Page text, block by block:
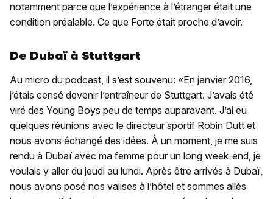
notamment parce que l’expérience à l’étranger était une
condition préalable. Ce que Forte était proche d’avoir.
De Dubaï à Stuttgart
Au micro du podcast, il s’est souvenu: «En janvier 2016,
j’étais censé devenir l’entraîneur de Stuttgart. J’avais été
viré des Young Boys peu de temps auparavant. J’ai eu
quelques réunions avec le directeur sportif Robin Dutt et
nous avons échangé des idées. À un moment, je me suis
rendu à Dubaï avec ma femme pour un long week-end, je
voulais y aller du jeudi au lundi. Après être arrivés à Dubaï,
nous avons posé nos valises à l’hôtel et sommes allés